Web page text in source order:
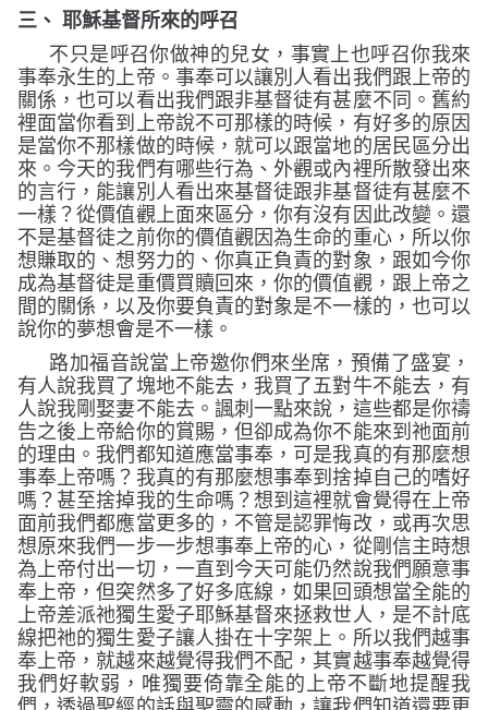
三、 耶穌基督所來的呼召
不只是呼召你做神的兒女，事實上也呼召你我來
事奉永生的上帝。事奉可以讓別人看出我們跟上帝的
關係，也可以看出我們跟非基督徒有甚麼不同。舊約
裡面當你看到上帝說不可那樣的時候，有好多的原因
是當你不那樣做的時候，就可以跟當地的居民區分出
來。今天的我們有哪些行為、外觀或內裡所散發出來
的言行，能讓別人看出來基督徒跟非基督徒有甚麼不
一樣？從價值觀上面來區分，你有沒有因此改變。還
不是基督徒之前你的價值觀因為生命的重心，所以你
想賺取的、想努力的、你真正負責的對象，跟如今你
成為基督徒是重價買贖回來，你的價值觀，跟上帝之
間的關係，以及你要負責的對象是不一樣的，也可以
說你的夢想會是不一樣。
路加福音說當上帝邀你們來坐席，預備了盛宴，
有人說我買了塊地不能去，我買了五對牛不能去，有
人說我剛娶妻不能去。諷刺一點來說，這些都是你禱
告之後上帝給你的賞賜，但卻成為你不能來到祂面前
的理由。我們都知道應當事奉，可是我真的有那麼想
事奉上帝嗎？我真的有那麼想事奉到捨掉自己的嗜好
嗎？甚至捨掉我的生命嗎？想到這裡就會覺得在上帝
面前我們都應當更多的，不管是認罪悔改，或再次思
想原來我們一步一步想事奉上帝的心，從剛信主時想
為上帝付出一切，一直到今天可能仍然說我們願意事
奉上帝，但突然多了好多底線，如果回頭想當全能的
上帝差派祂獨生愛子耶穌基督來拯救世人，是不計底
線把祂的獨生愛子讓人掛在十字架上。所以我們越事
奉上帝，就越來越覺得我們不配，其實越事奉越覺得
我們好軟弱，唯獨要倚靠全能的上帝不斷地提醒我